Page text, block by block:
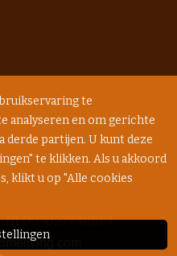
NL003027940B84
te
analyseren en om gerichte
derde partijen. U kunt deze
te klikken. Als u akkoord
klikt u op "Alle cookies